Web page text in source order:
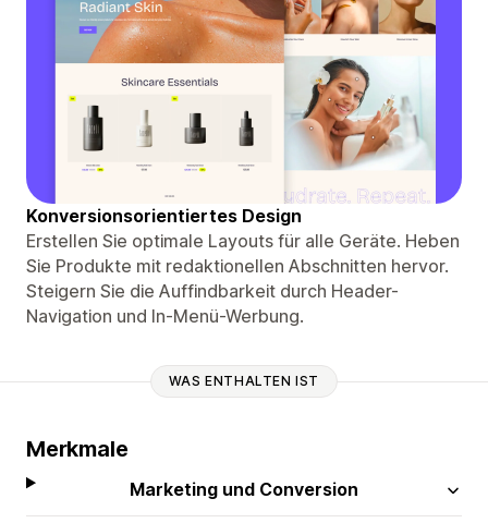
Konversionsorientiertes Design
Erstellen Sie optimale Layouts für alle Geräte. Heben
Sie Produkte mit redaktionellen Abschnitten hervor.
Steigern Sie die Auffindbarkeit durch Header-
Navigation und In-Menü-Werbung.
WAS ENTHALTEN IST
Merkmale
Marketing und Conversion